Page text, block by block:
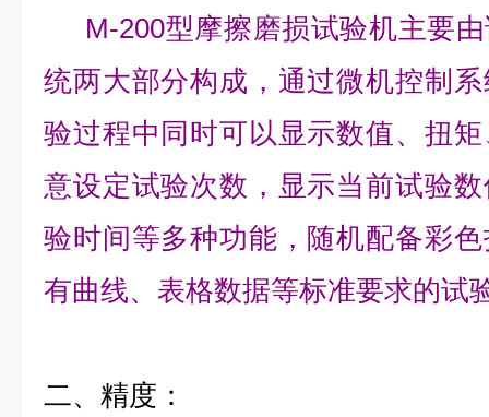
M-200型摩擦磨损试验机主要
统两大部分构成，通过微机控制
验过程中同时可以显示数值、扭
意设定试验次数，显示当前试验
验时间等多种功能，随机配备彩
有曲线、表格数据等标准要求的试
二、精度：